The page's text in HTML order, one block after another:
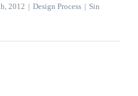
2012 | Design Process | Sin